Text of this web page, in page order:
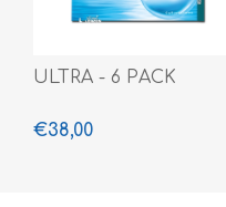
ULTRA - 6 PACK
€38,00